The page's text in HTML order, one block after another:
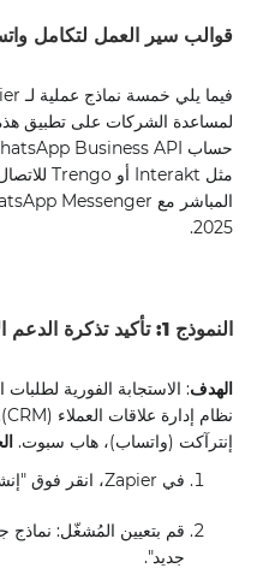
قوالب سير العمل لتكامل
لمساعدة الشركات على تطبيق
2025.
النموذج 1: تأكيد تذكرة الدعم الآلي
الهدف: الاستجابة الفورية
نظام إدارة علاقات العملاء (CRM).
إنترآكت (واتساب)، هاب سبوت.
في Zapier، انقر فوق "إنشاء Zap"
قم بتعيين المُشغّل: نماذج
جديد".